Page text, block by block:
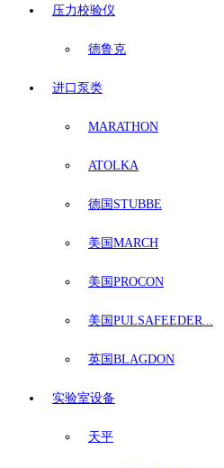
压力校验仪
德鲁克
进口泵类
MARATHON
ATOLKA
德国STUBBE
美国MARCH
美国PROCON
美国PULSAFEEDER...
英国BLAGDON
实验室设备
天平